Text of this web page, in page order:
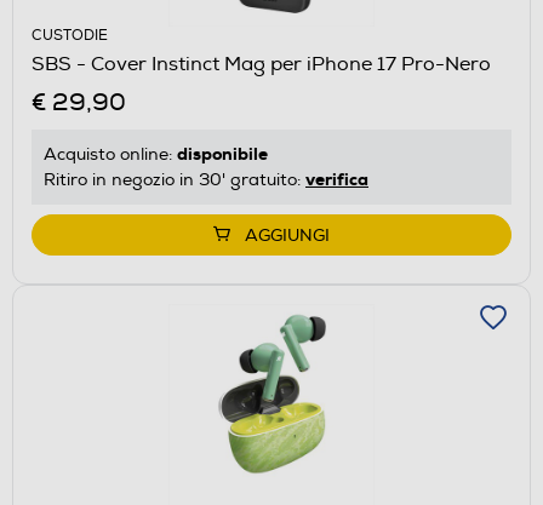
CUSTODIE
SBS - Cover Instinct Mag per iPhone 17 Pro-Nero
€ 29,90
Acquisto online: disponibile
Ritiro in negozio in 30' gratuito: verifica
AGGIUNGI